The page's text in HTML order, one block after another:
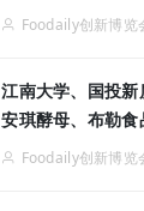
Foodaily创新博览
江南大学、国投新
安琪酵母、布勒
锁2026新质蛋白狂
Foodaily创新博览